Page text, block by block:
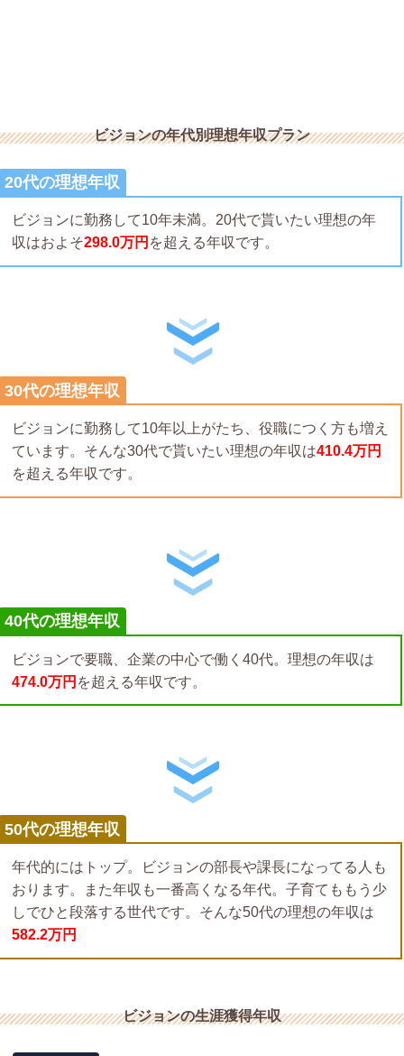
ビジョンの年代別理想年収プラン
20代の理想年収
ビジョンに勤務して10年未満。20代で貰いたい理想の年
収はおよそ298.0万円 を超える年収です。
30代の理想年収
ビジョンに勤務して10年以上がたち、役職につく方も増え
ています。そんな30代で貰いたい理想の年収は410.4万円
を超える年収です。
40代の理想年収
ビジョンで要職、企業の中心で働く40代。理想の年収は
474.0万円 を超える年収です。
50代の理想年収
年代的にはトップ。ビジョンの部長や課長になってる人も
おります。また年収も一番高くなる年代。子育てももう少
しでひと段落する世代です。そんな50代の理想の年収は
582.2万円
ビジョンの生涯獲得年収